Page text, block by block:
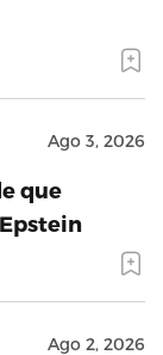
Ago 3, 2026
que
Ago 2, 2026